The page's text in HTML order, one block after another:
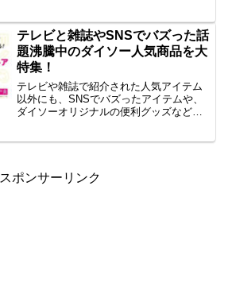
ダイエットを行っていくアメリカの人気
番組の事です。
テレビと雑誌やSNSでバズった話
題沸騰中のダイソー人気商品を大
特集！
テレビや雑誌で紹介された人気アイテム
以外にも、SNSでバズったアイテムや、
ダイソーオリジナルの便利グッズなど、
スポンサーリンク